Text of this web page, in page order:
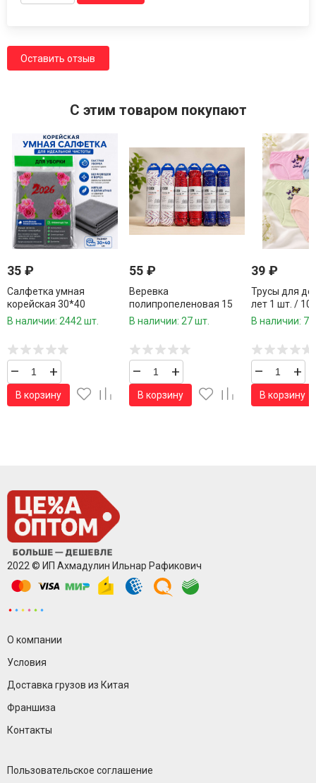
Оставить отзыв
C этим товаром покупают
35 ₽
Салфетка умная
корейская 30*40
см.микрофибра,вискоза
В наличии: 2442 шт.
– +
В корзину
55 ₽
Веревка
полипропеленовая 15
метров 5 мм.1 шт.
В наличии: 27 шт.
– +
В корзину
39 ₽
Трусы для
лет 1 шт. / 10
упаковке/
В наличии:
– +
В корзину
2022 © ИП Ахмадулин Ильнар Рафикович
О компании
Условия
Доставка грузов из Китая
Франшиза
Контакты
Пользовательское соглашение